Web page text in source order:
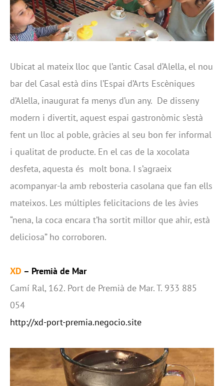
Ubicat al mateix lloc que l’antic Casal d’Alella, el nou
bar del Casal està dins l’Espai d’Arts Escèniques
d’Alella, inaugurat fa menys d’un any. De disseny
modern i divertit, aquest espai gastronòmic s’està
fent un lloc al poble, gràcies al seu bon fer informal
i qualitat de producte. En el cas de la xocolata
desfeta, aquesta és molt bona. I s’agraeix
acompanyar-la amb rebosteria casolana que fan ells
mateixos. Les múltiples felicitacions de les àvies
“nena, la coca encara t’ha sortit millor que ahir, està
deliciosa” ho corroboren.
XD – Premià de Mar
Camí Ral, 162. Port de Premià de Mar. T. 933 885
054
http://xd-port-premia.negocio.site